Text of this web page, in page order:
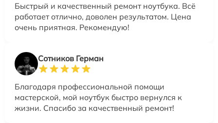
Быстрый и качественный ремонт ноутбука. Всё
работает отлично, доволен результатом. Цена
очень приятная. Рекомендую!
Сотников Герман
Благодаря профессиональной помощи
мастерской, мой ноутбук быстро вернулся к
жизни. Спасибо за качественный ремонт!